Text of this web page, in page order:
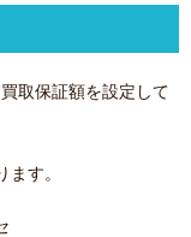
取保証額を設定して
す。